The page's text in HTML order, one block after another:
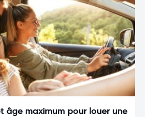
âge maximum pour louer une